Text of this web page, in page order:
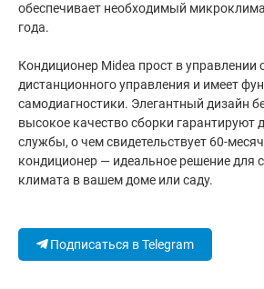
обеспечивает необходимый
года.
Кондиционер Midea прост в
дистанционного управления и имеет
самодиагностики. Элегантный дизайн
высокое качество сборки гарантируют
службы, о чем свидетельствует 60-
кондиционер — идеальное решение для
климата в вашем доме или саду.
Подписаться в Telegram